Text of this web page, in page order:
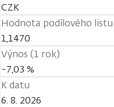
CZK
Hodnota podílového listu
1,1470
Výnos (1 rok)
-7,03 %
K datu
6. 8. 2026